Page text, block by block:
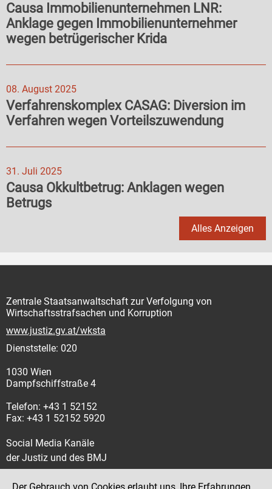
Causa Immobilienunternehmen LNR:
Anklage gegen Immobilienunternehmer
wegen betrügerischer Krida
08. August 2025
Verfahrenskomplex CASAG: Diversion im
Verfahren wegen Vorteilszuwendung
31. Juli 2025
Causa Okkultbetrug: Anklagen wegen
Betrugs
Alles Anzeigen
Zentrale Staatsanwaltschaft zur Verfolgung von
Wirtschaftsstrafsachen und Korruption
www.justiz.gv.at/wksta
Dienststelle: 020
1030 Wien
Dampfschiffstraße 4
Telefon: +43 1 52152
Fax: +43 1 52152 5920
Social Media Kanäle
der Justiz und des BMJ